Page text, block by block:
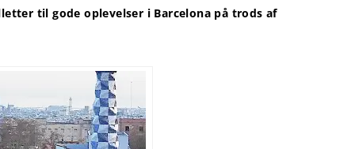
til gode oplevelser i Barcelona på trods af